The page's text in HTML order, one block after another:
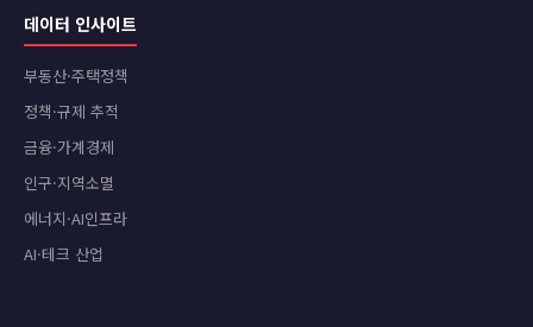
데이터 인사이트
부동산·주택정책
정책·규제 추적
금융·가계경제
인구·지역소멸
에너지·AI인프라
AI·테크 산업